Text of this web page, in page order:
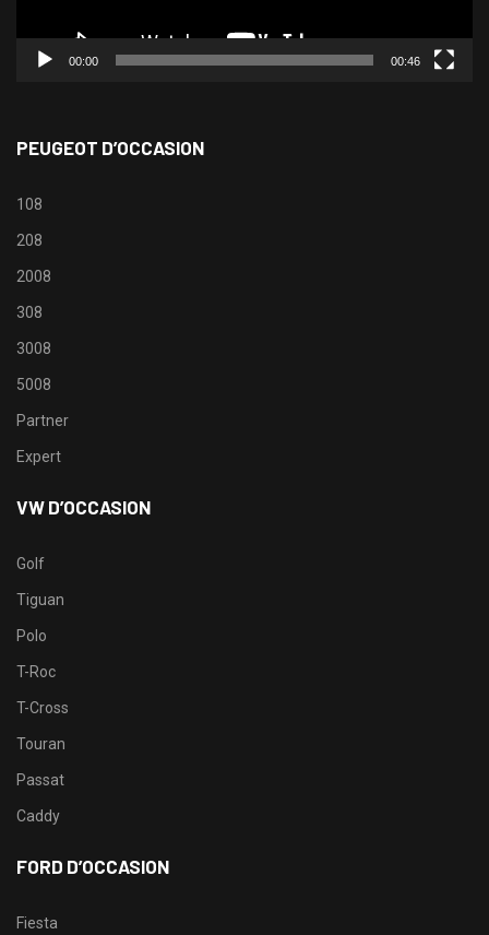
00:00 00:46
PEUGEOT D’OCCASION
108
208
2008
308
3008
5008
Partner
Expert
VW D’OCCASION
Golf
Tiguan
Polo
T-Roc
T-Cross
Touran
Passat
Caddy
FORD D’OCCASION
Fiesta